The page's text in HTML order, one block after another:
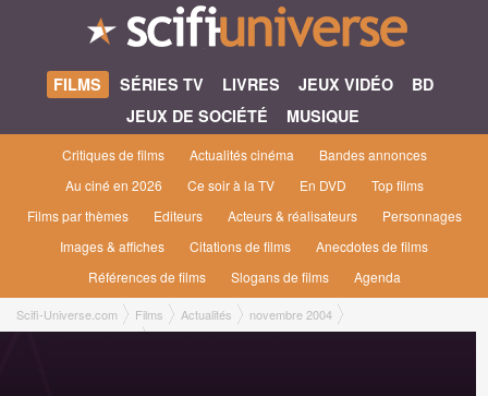
FILMS SÉRIES TV LIVRES JEUX VIDÉO
BD
JEUX DE SOCIÉTÉ
MUSIQUE
Critiques de films Actualités cinéma
Bandes annonces
Au ciné en 2026
Ce soir à la TV En DVD
Top films
Films par thèmes
Editeurs Acteurs & réalisateurs
Personnages
Images & affiches
Citations de films
Anecdotes de films
Références de films
Slogans de films Agenda
Scifi-Universe.com Films Actualités
novembre 2004
Alan Moore à l’honneur